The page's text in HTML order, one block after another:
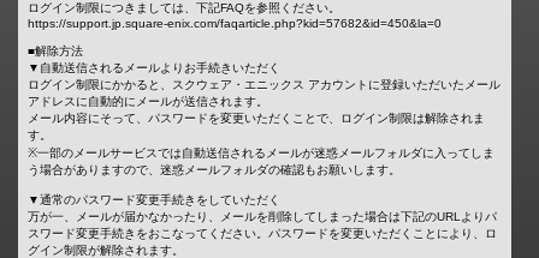
ログイン制限につきましては、下記FAQを参照ください。
https://support.jp.square-enix.com/faqarticle.php?kid=57682&id=450&la=0
■解除方法
▼自動送信されるメールよりお手続きいただく
ログイン制限にかかると、スクウェア・エニックス アカウントに登録いただいたメール
アドレスに自動的にメールが送信されます。
メール内容にそって、パスワードを変更いただくことで、ログイン制限は解除されま
す。
※一部のメールサービスでは自動送信されるメールが迷惑メールフォルダに入ってしま
う場合がありますので、迷惑メールフォルダの確認もお願いします。
▼通常のパスワード変更手続きをしていただく
万が一、メールが届かなかったり、メールを削除してしまった場合は下記のURLよりパ
スワード変更手続きをおこなってください。パスワードを変更いただくことにより、ロ
グイン制限が解除されます。